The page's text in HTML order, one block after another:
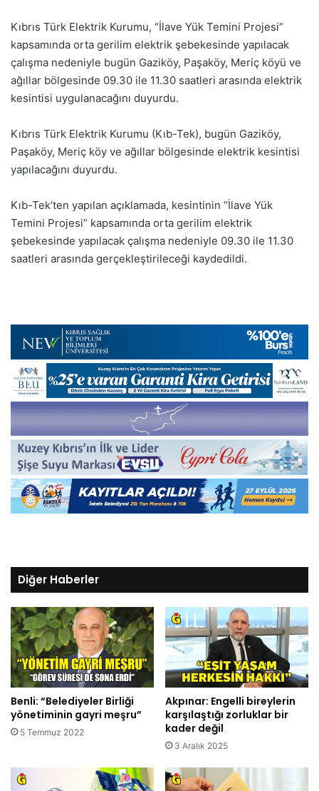
Kıbrıs Türk Elektrik Kurumu, “İlave Yük Temini Projesi”
kapsamında orta gerilim elektrik şebekesinde yapılacak
çalışma nedeniyle bugün Gaziköy, Paşaköy, Meriç köyü ve
ağıllar bölgesinde 09.30 ile 11.30 saatleri arasında elektrik
kesintisi uygulanacağını duyurdu.
Kıbrıs Türk Elektrik Kurumu (Kıb-Tek), bugün Gaziköy,
Paşaköy, Meriç köy ve ağıllar bölgesinde elektrik kesintisi
yapılacağını duyurdu.
Kıb-Tek’ten yapılan açıklamada, kesintinin “İlave Yük
Temini Projesi” kapsamında orta gerilim elektrik
şebekesinde yapılacak çalışma nedeniyle 09.30 ile 11.30
saatleri arasında gerçekleştirileceği kaydedildi.
Diğer Haberler
Benli: “Belediyeler Birliği
yönetiminin gayri meşru”
5 Temmuz 2022
Akpınar: Engelli bireylerin
karşılaştığı zorluklar bir
kader değil
3 Aralık 2025